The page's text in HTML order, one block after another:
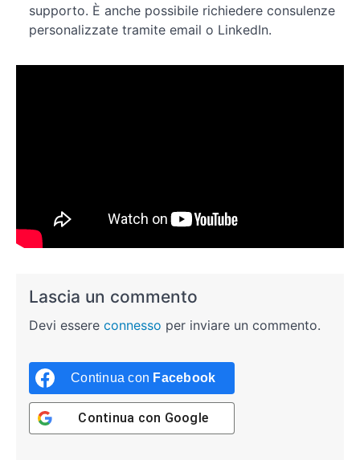
supporto. È anche possibile richiedere consulenze
personalizzate tramite email o LinkedIn.
Lascia un commento
Devi essere connesso per inviare un commento.
Continua con Facebook
Continua con Google